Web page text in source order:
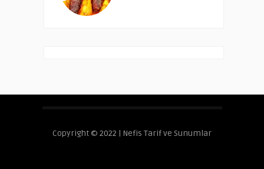
Copyright © 2022 | Nefis Tarif ve Sunumlar